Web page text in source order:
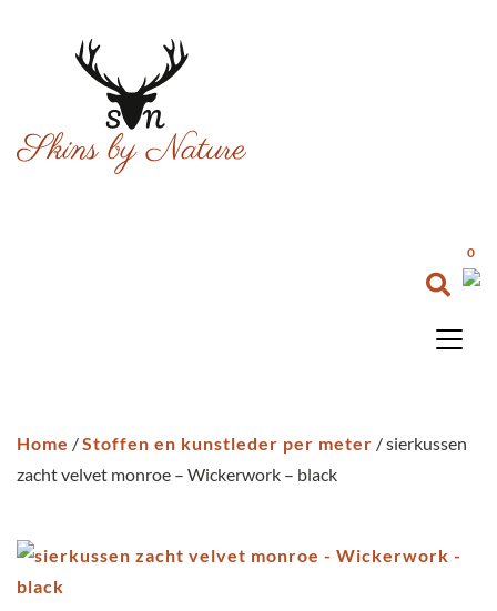
0
Home /Stoffen en kunstleder per meter / sierkussen
zacht velvet monroe – Wickerwork – black